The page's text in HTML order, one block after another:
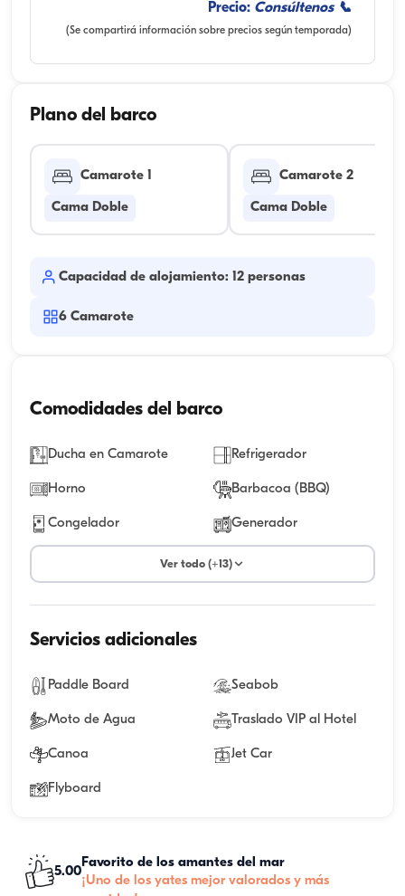
Precio: Consúltenos 📞
(Se compartirá información sobre precios según temporada)
Plano del barco
Camarote 1
Cama Doble
Camarote 2
Cama Doble
Capacidad de alojamiento: 12 personas
6 Camarote
Comodidades del barco
Ducha en Camarote Refrigerador
Horno Barbacoa (BBQ)
Congelador Generador
Ver todo (+13)
Servicios adicionales
Paddle Board Seabob
Moto de Agua Traslado VIP al Hotel
Canoa Jet Car
Flyboard
5.00
Favorito de los amantes del mar
¡Uno de los yates mejor valorados y más